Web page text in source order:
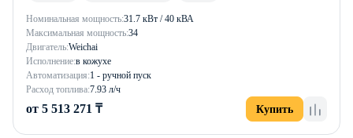
Номинальная мощность:31.7 кВт / 40 кВА
Максимальная мощность:34
Двигатель:Weichai
Исполнение:в кожухе
Автоматизация:1 - ручной пуск
Расход топлива:7.93 л/ч
от 5 513 271 ₸ Купить